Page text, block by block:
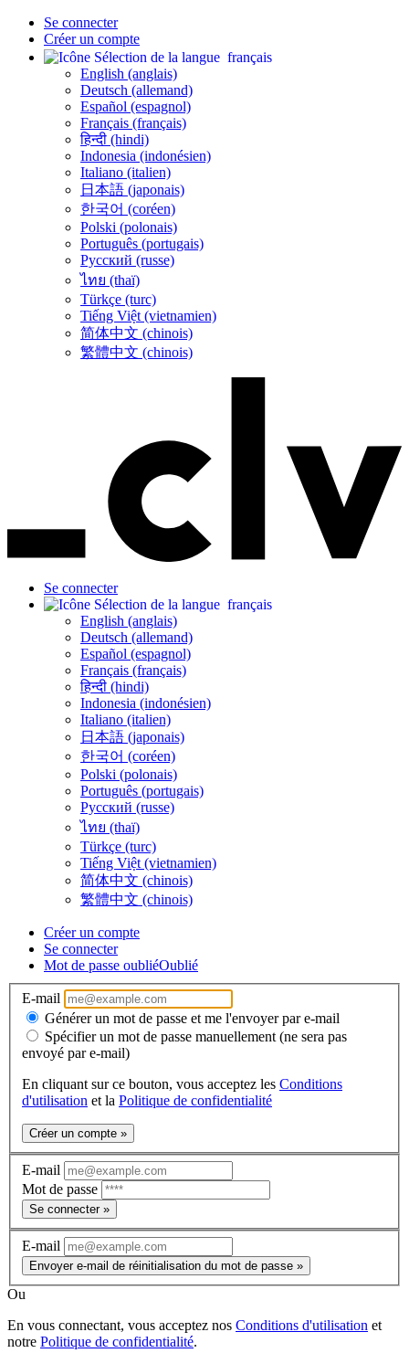
Se connecter
Créer un compte
français
English (anglais)
Deutsch (allemand)
Español (espagnol)
Français (français)
हिन्दी (hindi)
Indonesia (indonésien)
Italiano (italien)
日本語 (japonais)
한국어 (coréen)
Polski (polonais)
Português (portugais)
Русский (russe)
ไทย (thaï)
Türkçe (turc)
Tiếng Việt (vietnamien)
简体中文 (chinois)
繁體中文 (chinois)
Se connecter
français
English (anglais)
Deutsch (allemand)
Español (espagnol)
Français (français)
हिन्दी (hindi)
Indonesia (indonésien)
Italiano (italien)
日本語 (japonais)
한국어 (coréen)
Polski (polonais)
Português (portugais)
Русский (russe)
ไทย (thaï)
Türkçe (turc)
Tiếng Việt (vietnamien)
简体中文 (chinois)
繁體中文 (chinois)
Créer un compte
Se connecter
Mot de passe oubliéOublié
E-mail
Générer un mot de passe et me l'envoyer par e-mail
Spécifier un mot de passe manuellement (ne sera pas
envoyé par e-mail)
En cliquant sur ce bouton, vous acceptez les Conditions
d'utilisation et la Politique de confidentialité
Créer un compte »
E-mail
Mot de passe
Se connecter »
E-mail
Envoyer e-mail de réinitialisation du mot de passe »
Ou
En vous connectant, vous acceptez nos Conditions d'utilisation et
notre Politique de confidentialité.